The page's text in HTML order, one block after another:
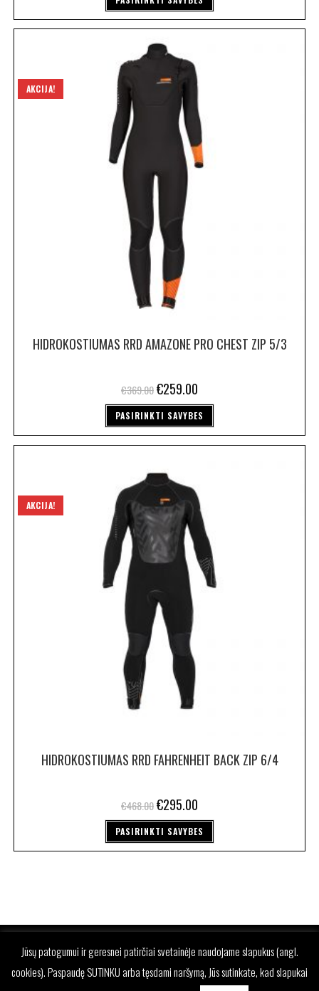
AKCIJA!
HIDROKOSTIUMAS RRD AMAZONE PRO CHEST ZIP 5/3
€369.00€259.00
PASIRINKTI SAVYBES
AKCIJA!
HIDROKOSTIUMAS RRD FAHRENHEIT BACK ZIP 6/4
€468.00€295.00
PASIRINKTI SAVYBES
Jūsų patogumui ir geresnei patirčiai svetainėje naudojame slapukus (angl.
cookies). Paspaudę SUTINKU arba tęsdami naršymą, Jūs sutinkate, kad slapukai